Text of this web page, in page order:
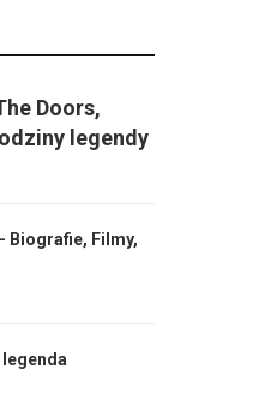
Doors,
legendy
Biografie, Filmy,
legenda